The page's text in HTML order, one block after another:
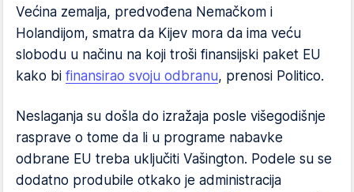
Većina zemalja, predvođena Nemačkom i
Holandijom, smatra da Kijev mora da ima veću
slobodu u načinu na koji troši finansijski paket EU
kako bi finansirao svoju odbranu, prenosi Politico.
Neslaganja su došla do izražaja posle višegodišnje
rasprave o tome da li u programe nabavke
odbrane EU treba uključiti Vašington. Podele su se
dodatno produbile otkako je administracija